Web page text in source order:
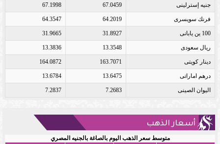
جنيه إسترلينى 67.0459
67.1998
فرنك سويسرى 64.2019
64.3547
100 ين يابانى 31.8927
31.9665
ريال سعودى 13.3548
13.3836
دينار كويتى 163.7071
164.0872
درهم اماراتى 13.6475
13.6784
اليوان الصينى 7.2683
7.2837
أسعار الذهب
متوسط سعر الذهب اليوم بالصاغة بالجنيه المصري